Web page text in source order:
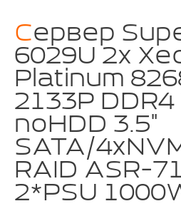
Сервер Supermicro
6029U 2x
Platinum
2133P DDR4
noHDD 3.5"
SATA/
RAID ASR-
2*PSU